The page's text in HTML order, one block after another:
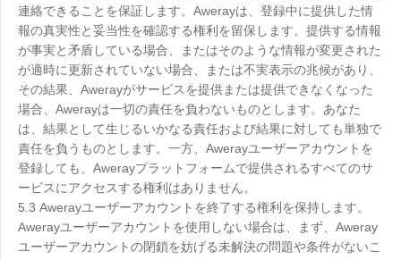
連絡できることを保証します。Awerayは、登録中に提供した情
報の真実性と妥当性を確認する権利を留保します。提供する情報
が事実と矛盾している場合、またはそのような情報が変更された
が適時に更新されていない場合、または不実表示の兆候があり、
その結果、Awerayがサービスを提供または提供できなくなった
場合、Awerayは一切の責任を負わないものとします。あなた
は、結果として生じるいかなる責任および結果に対しても単独で
責任を負うものとします。一方、Awerayユーザーアカウントを
登録しても、Awerayプラットフォームで提供されるすべてのサ
ービスにアクセスする権利はありません。
5.3 Awerayユーザーアカウントを終了する権利を保持します。
Awerayユーザーアカウントを使用しない場合は、まず、Aweray
ユーザーアカウントの閉鎖を妨げる未解決の問題や条件がないこ